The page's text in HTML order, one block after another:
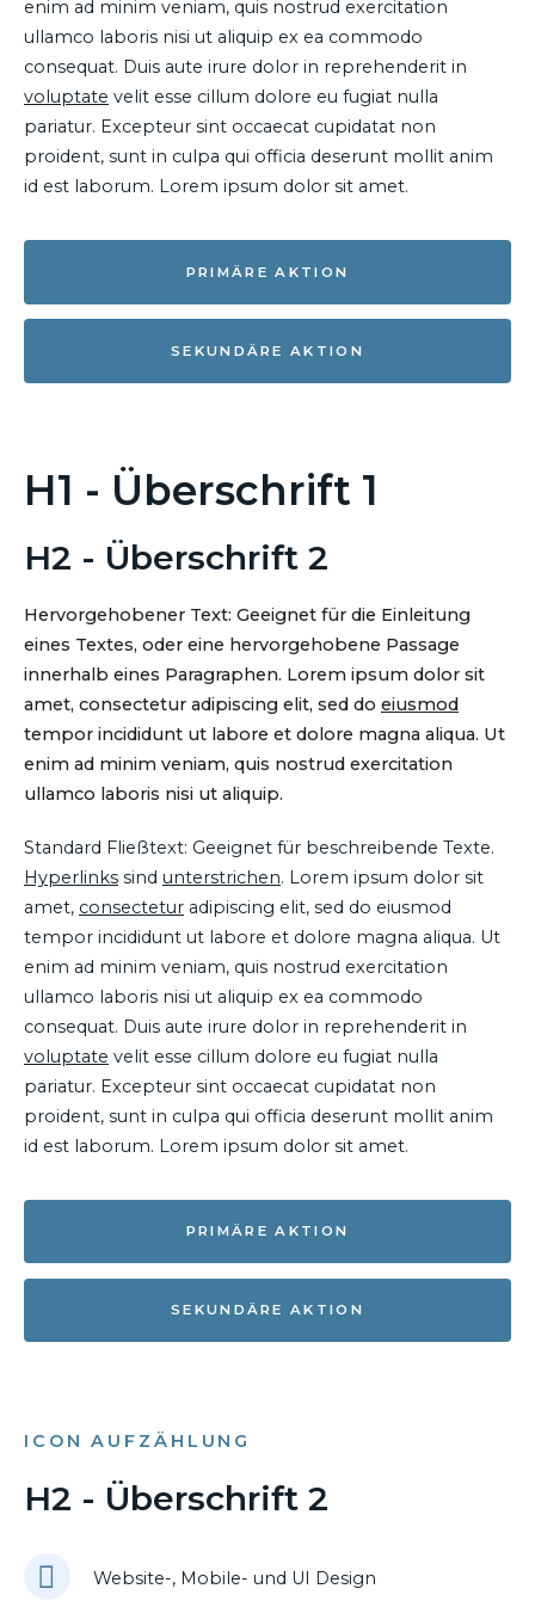
enim ad minim veniam, quis nostrud exercitation
ullamco laboris nisi ut aliquip ex ea commodo
consequat. Duis aute irure dolor in reprehenderit in
voluptate velit esse cillum dolore eu fugiat nulla
pariatur. Excepteur sint occaecat cupidatat non
proident, sunt in culpa qui officia deserunt mollit anim
id est laborum. Lorem ipsum dolor sit amet.
PRIMÄRE AKTION
SEKUNDÄRE AKTION
H1 - Überschrift 1
H2 - Überschrift 2
Hervorgehobener Text: Geeignet für die Einleitung
eines Textes, oder eine hervorgehobene Passage
innerhalb eines Paragraphen. Lorem ipsum dolor sit
amet, consectetur adipiscing elit, sed do eiusmod
tempor incididunt ut labore et dolore magna aliqua. Ut
enim ad minim veniam, quis nostrud exercitation
ullamco laboris nisi ut aliquip.
Standard Fließtext: Geeignet für beschreibende Texte.
Hyperlinks sind unterstrichen. Lorem ipsum dolor sit
amet, consectetur adipiscing elit, sed do eiusmod
tempor incididunt ut labore et dolore magna aliqua. Ut
enim ad minim veniam, quis nostrud exercitation
ullamco laboris nisi ut aliquip ex ea commodo
consequat. Duis aute irure dolor in reprehenderit in
voluptate velit esse cillum dolore eu fugiat nulla
pariatur. Excepteur sint occaecat cupidatat non
proident, sunt in culpa qui officia deserunt mollit anim
id est laborum. Lorem ipsum dolor sit amet.
PRIMÄRE AKTION
SEKUNDÄRE AKTION
ICON AUFZÄHLUNG
H2 - Überschrift 2
Website-, Mobile- und UI Design